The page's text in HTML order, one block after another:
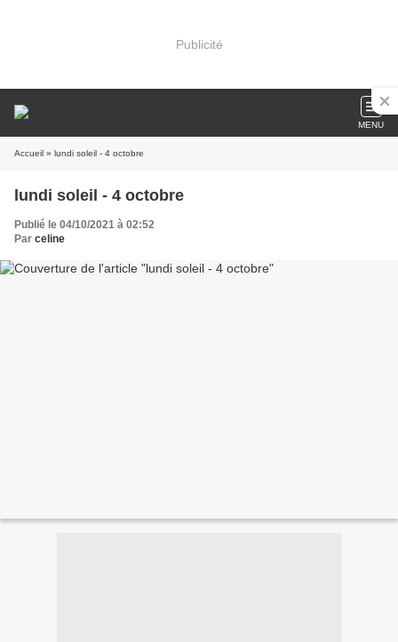
Publicité
MENU
Accueil » lundi soleil - 4 octobre
lundi soleil - 4 octobre
Publié le 04/10/2021 à 02:52
Par celine